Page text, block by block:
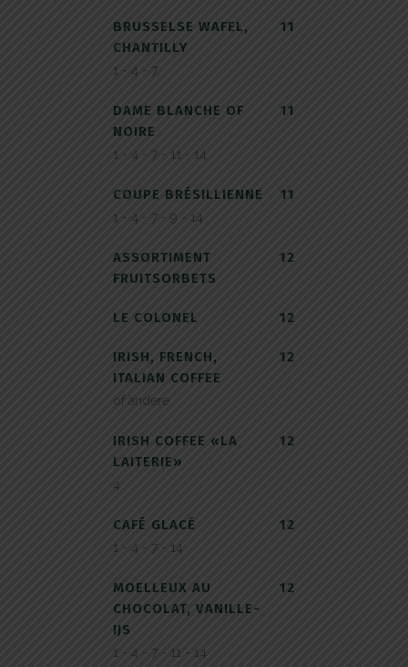
BRUSSELSE WAFEL,
CHANTILLY
11
1 - 4 - 7
DAME BLANCHE OF
NOIRE
11
1 - 4 - 7 - 11 - 14
COUPE BRÉSILLIENNE 11
1 - 4 - 7 - 9 - 14
ASSORTIMENT
FRUITSORBETS
12
LE COLONEL 12
IRISH, FRENCH,
ITALIAN COFFEE
12
of andere
IRISH COFFEE «LA
LAITERIE»
12
4
CAFÉ GLACÉ 12
1 - 4 - 7 - 14
MOELLEUX AU
CHOCOLAT, VANILLE-
IJS
12
1 - 4 - 7 - 11 - 14